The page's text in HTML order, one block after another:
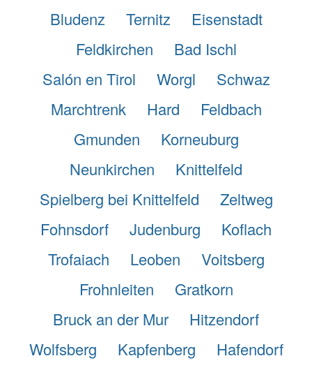
Bludenz
Ternitz
Eisenstadt
Feldkirchen
Bad Ischl
Salón en Tirol
Worgl
Schwaz
Marchtrenk
Hard
Feldbach
Gmunden
Korneuburg
Neunkirchen
Knittelfeld
Spielberg bei Knittelfeld
Zeltweg
Fohnsdorf
Judenburg
Koflach
Trofaiach
Leoben
Voitsberg
Frohnleiten
Gratkorn
Bruck an der Mur
Hitzendorf
Wolfsberg
Kapfenberg
Hafendorf